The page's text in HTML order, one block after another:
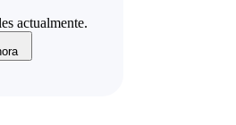
actualmente.